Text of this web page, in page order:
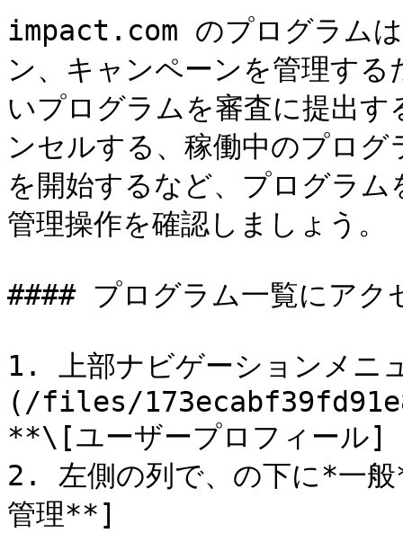
impact.com のプログラムは
ン、キャンペーンを管理す
いプログラムを審査に提出
ンセルする、稼働中のプロ
を開始するなど、プログラ
管理操作を確認しましょう。
#### プログラム一覧にアク
1. 上部ナビゲーションメ
(/files/
**\[ユーザープロフィー
2. 左側の列で、​の下に*一
管理**]